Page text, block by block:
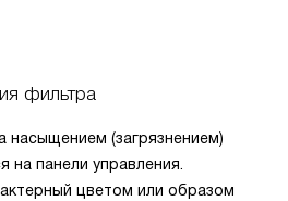
фильтра
насыщением (загрязнением)
на панели управления.
цветом или образом